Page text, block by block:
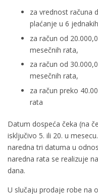
za vrednost računa
plaćanje u 6
za račun od
mesečnih rata,
za račun od
mesečnih rata,
za račun preko
rata
Datum dospeća čeka (na
isključivo 5. ili 20. u
naredna tri datuma u
naredna rata se realizuje
dana.
U slučaju prodaje robe na